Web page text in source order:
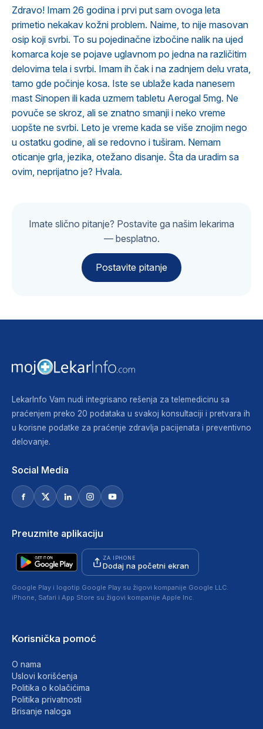
Zdravo! Imam 26 godina i prvi put sam ovoga leta
primetio nekakav kožni problem. Naime, to nije masovan
osip koji svrbi. To su pojedinačne izbočine nalik na ujed
komarca koje se pojave uglavnom po jedna na različitim
delovima tela i svrbi. Imam ih čak i na zadnjem delu vrata,
tamo gde počinje kosa. Iste se ublaže kada nanesem
mast Sinopen ili kada uzmem tabletu Aerogal 5mg. Ne
povuče se skroz, ali se znatno smanji i neko vreme
uopšte ne svrbi. Leto je vreme kada se više znojim nego
u ostatku godine, ali se redovno i tuširam. Nemam
oticanje grla, jezika, otežano disanje. Šta da uradim sa
ovim, neprijatno je? Hvala.
Imate slično pitanje? Postavite ga našim lekarima
— besplatno.
Postavite pitanje
LekarInfo Vam nudi integrisano rešenja za telemedicinu sa
praćenjem preko 20 podataka u svakoj konsultaciji i pretvara ih
u korisne podatke za praćenje zdravlja pacijenata i preventivno
delovanje.
Social Media
Preuzmite aplikaciju
ZA IPHONE
Dodaj na početni ekran
Google Play i logotip Google Play su žigovi kompanije Google LLC.
iPhone, Safari i App Store su žigovi kompanije Apple Inc.
Korisnička pomoć
O nama
Uslovi korišćenja
Politika o kolačićima
Politika privatnosti
Brisanje naloga